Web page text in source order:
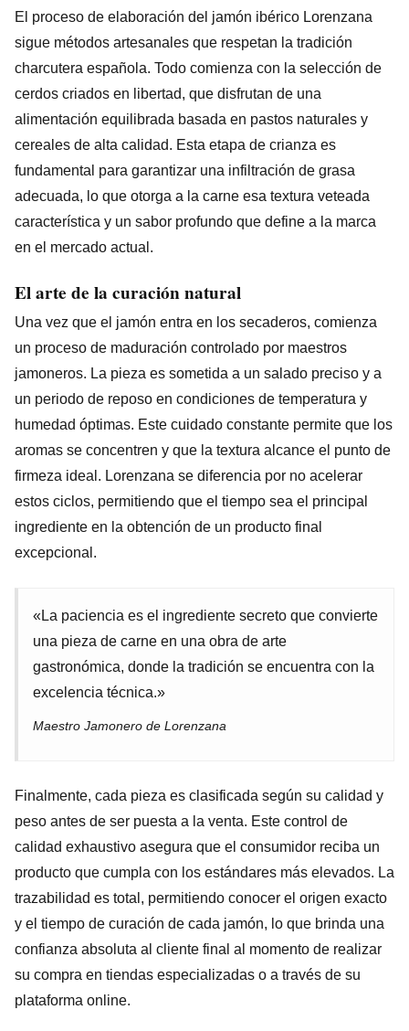
El proceso de elaboración del jamón ibérico Lorenzana
sigue métodos artesanales que respetan la tradición
charcutera española. Todo comienza con la selección de
cerdos criados en libertad, que disfrutan de una
alimentación equilibrada basada en pastos naturales y
cereales de alta calidad. Esta etapa de crianza es
fundamental para garantizar una infiltración de grasa
adecuada, lo que otorga a la carne esa textura veteada
característica y un sabor profundo que define a la marca
en el mercado actual.
El arte de la curación natural
Una vez que el jamón entra en los secaderos, comienza
un proceso de maduración controlado por maestros
jamoneros. La pieza es sometida a un salado preciso y a
un periodo de reposo en condiciones de temperatura y
humedad óptimas. Este cuidado constante permite que los
aromas se concentren y que la textura alcance el punto de
firmeza ideal. Lorenzana se diferencia por no acelerar
estos ciclos, permitiendo que el tiempo sea el principal
ingrediente en la obtención de un producto final
excepcional.
«La paciencia es el ingrediente secreto que convierte
una pieza de carne en una obra de arte
gastronómica, donde la tradición se encuentra con la
excelencia técnica.»
Maestro Jamonero de Lorenzana
Finalmente, cada pieza es clasificada según su calidad y
peso antes de ser puesta a la venta. Este control de
calidad exhaustivo asegura que el consumidor reciba un
producto que cumpla con los estándares más elevados. La
trazabilidad es total, permitiendo conocer el origen exacto
y el tiempo de curación de cada jamón, lo que brinda una
confianza absoluta al cliente final al momento de realizar
su compra en tiendas especializadas o a través de su
plataforma online.